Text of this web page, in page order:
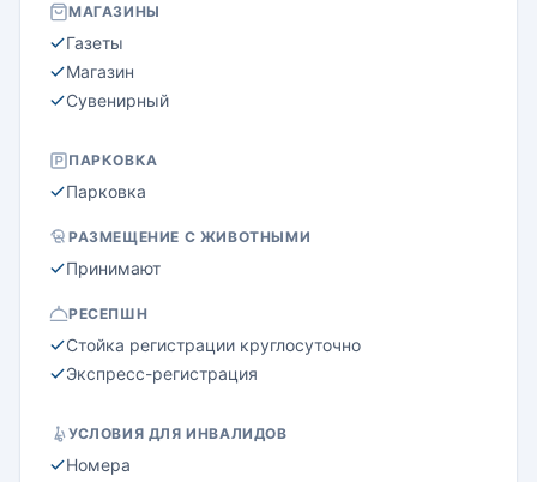
МАГАЗИНЫ
Газеты
Магазин
Сувенирный
ПАРКОВКА
Парковка
РАЗМЕЩЕНИЕ С ЖИВОТНЫМИ
Принимают
РЕСЕПШН
Стойка регистрации круглосуточно
Экспресс-регистрация
УСЛОВИЯ ДЛЯ ИНВАЛИДОВ
Номера